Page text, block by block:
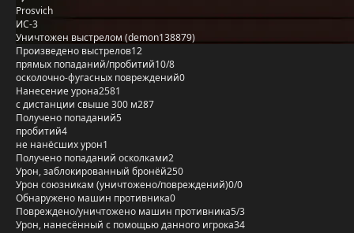
Prosvich
ИС-3
Уничтожен выстрелом (demon138879)
Произведено выстрелов12
прямых попаданий/пробитий10/8
осколочно-фугасных повреждений0
Нанесение урона2581
с дистанции свыше 300 м287
Получено попаданий5
пробитий4
не нанёсших урон1
Получено попаданий осколками2
Урон, заблокированный бронёй250
Урон союзникам (уничтожено/повреждений)0/0
Обнаружено машин противника0
Повреждено/уничтожено машин противника5/3
Урон, нанесённый с помощью данного игрока34